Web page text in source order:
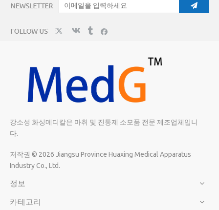
강소성 화싱메디칼은 마취 및 진통제 소모품 전문 제조업체입니
다.
저작권 © 2026 Jiangsu Province Huaxing Medical Apparatus
Industry Co., Ltd.
정보
카테고리